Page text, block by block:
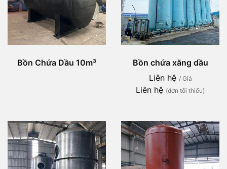
Bồn Chứa Dầu 10m³
Bồn chứa xăng dầu
Liên hệ / Giá
Liên hệ (đơn tối thiểu)